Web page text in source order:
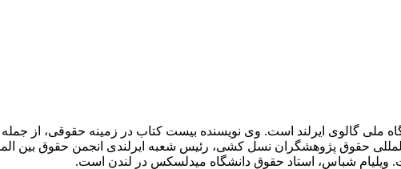
ملی گالوی ایرلند است. وی نویسنده بیست کتاب در زمینه حقوقی، از
المللی حقوق پژوهشگران نسل کشی، رئیس شعبه ایرلندی انجمن حقوق بین
شباس، استاد حقوق دانشگاه میدلسکس در لندن است.